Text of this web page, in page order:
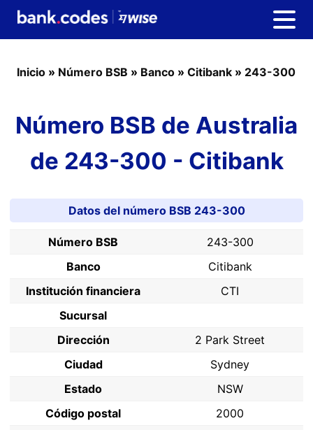
Inicio » Número BSB » Banco » Citibank » 243-300
Número BSB de Australia
de 243-300 - Citibank
Datos del número BSB 243-300
Número BSB
243-300
Banco
Citibank
Institución financiera
CTI
Sucursal
Dirección
2 Park Street
Ciudad
Sydney
Estado
NSW
Código postal
2000